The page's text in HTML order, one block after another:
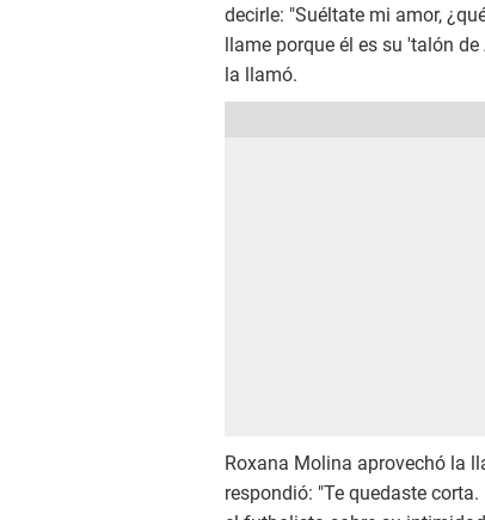
decirle: "Suéltate mi amor,
llame porque él es su 'talón
la llamó.
Roxana Molina aprovechó la
respondió: "Te quedaste